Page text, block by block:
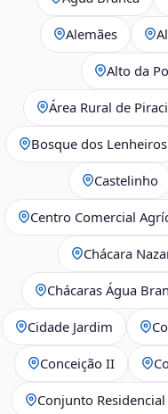
Alemães
Alto da
Área Rural de
Bosque dos Lenheiros
Castelinho
Centro Comercial
Chácara
Chácaras Água
Cidade Jardim
Conceição II
Conjunto